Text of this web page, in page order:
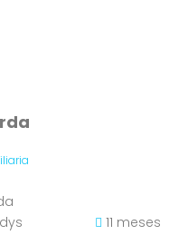
11 meses